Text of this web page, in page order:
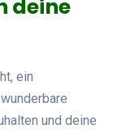
deine
ein
und deine